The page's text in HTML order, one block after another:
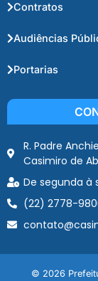
Contratos
Audiências
Portarias
R. Padre
Casimiro de
De segunda à
(22) 2778-
© 2026